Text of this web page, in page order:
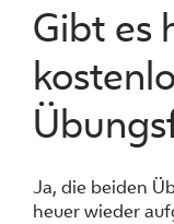
Gibt es
Ja, die beiden
heuer wieder